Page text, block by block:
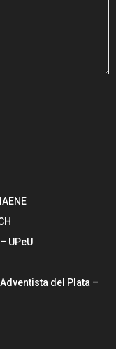
UPeU
del Plata –